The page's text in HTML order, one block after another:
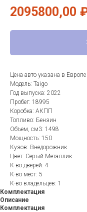
2095800,00
Цена авто указана в Европе
Модель: Taigo
Год выпуска: 2022
Пробег: 18995
Коробка: АКПП
Топливо: Бензин
Объем, см3: 1498
Мощность: 150
Кузов: Внедорожник
Цвет: Серый Металлик
К-во дверей: 4
К-во мест: 5
К-во владельцев: 1
Комплектация
Описание
Комплектация